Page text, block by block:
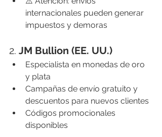
internacionales pueden generar
impuestos y demoras
2. JM Bullion (EE. UU.)
Especialista en monedas de oro
y plata
Campañas de envío gratuito y
descuentos para nuevos clientes
Códigos promocionales
disponibles